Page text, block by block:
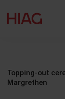
Topping-out
Margrethen